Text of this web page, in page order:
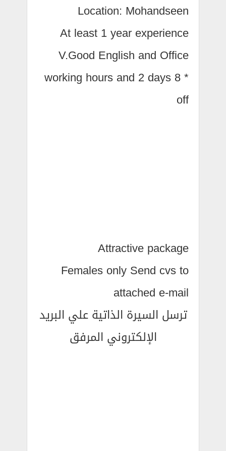
Location: Mohandseen
At least 1 year experience
V.Good English and Office
* 8 working hours and 2 days
off
Attractive package
Females only Send cvs to
attached e-mail
ترسل السيرة الذاتية علي البريد
الإلكتروني المرفق